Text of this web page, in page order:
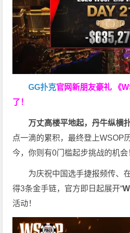
GG扑克官网新朋友豪礼
《
了！
万丈高楼平地起，丹牛纵横
点一滴的累积，最终登上WSOP
今，你则有0门槛起步挑战的机会
为庆祝中国选手捷报频传、
得3条金手链，官方即日起展开“
活动！